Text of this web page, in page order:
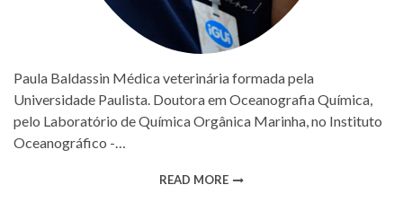
Paula Baldassin Médica veterinária formada pela
Universidade Paulista. Doutora em Oceanografia Química,
pelo Laboratório de Química Orgânica Marinha, no Instituto
Oceanográfico -…
READ MORE